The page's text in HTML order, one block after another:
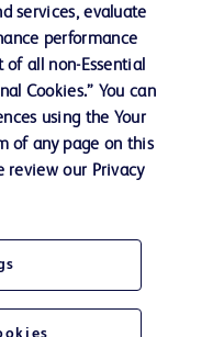
services, evaluate
performance
all non-Essential
Cookies.” You can
using the Your
of any page on this
review our Privacy